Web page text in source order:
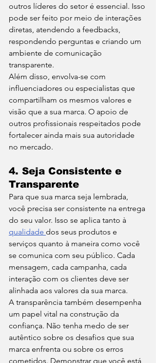
outros líderes do setor é essencial. Isso
pode ser feito por meio de interações
diretas, atendendo a feedbacks,
respondendo perguntas e criando um
ambiente de comunicação
transparente.
Além disso, envolva-se com
influenciadores ou especialistas que
compartilham os mesmos valores e
visão que a sua marca. O apoio de
outros profissionais respeitados pode
fortalecer ainda mais sua autoridade
no mercado.
4. Seja Consistente e
Transparente
Para que sua marca seja lembrada,
você precisa ser consistente na entrega
do seu valor. Isso se aplica tanto à
qualidade dos seus produtos e
serviços quanto à maneira como você
se comunica com seu público. Cada
mensagem, cada campanha, cada
interação com os clientes deve ser
alinhada aos valores da sua marca.
A transparência também desempenha
um papel vital na construção da
confiança. Não tenha medo de ser
autêntico sobre os desafios que sua
marca enfrenta ou sobre os erros
cometidos. Demonstrar que você está